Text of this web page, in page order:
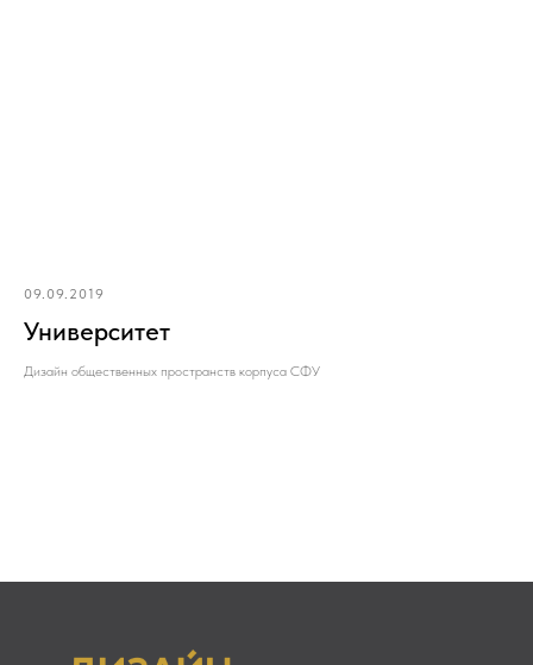
09.09.2019
Университет
Дизайн общественных пространств корпуса СФУ